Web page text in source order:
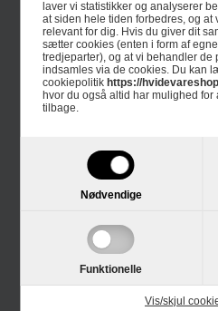
laver vi statistikker og analyserer
at siden hele tiden forbedres, og at
relevant for dig. Hvis du giver dit
sætter cookies (enten i form af
tredjeparter), og at vi behandler de
indsamles via de cookies. Du kan
cookiepolitikhttps://
hvor du også altid har mulighed for
tilbage.
Nødvendige
Funktionelle
Vis/skjul
Single
Cyber